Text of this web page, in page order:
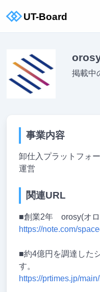
掲載中
事業内容
卸仕入プラットフォ
運営
関連URL
■創業2年 orosy(オロ
https://note.com/
■約4億円を調達した
す。
https://prtimes.jp/main/